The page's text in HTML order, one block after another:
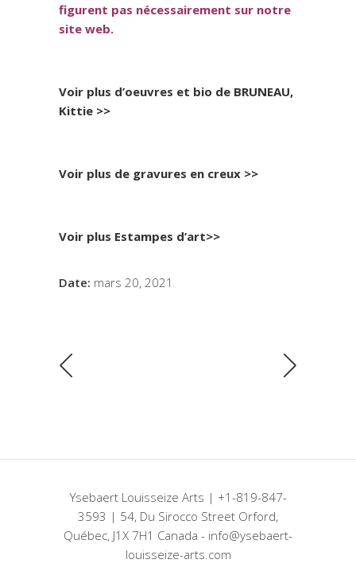
figurent pas nécessairement sur notre
site web.
Voir plus d’oeuvres et bio de BRUNEAU,
Kittie >>
Voir plus de gravures en creux >>
Voir plus Estampes d’art>>
Date: mars 20, 2021
Ysebaert Louisseize Arts | +1-819-847-
3593 | 54, Du Sirocco Street Orford,
Québec, J1X 7H1 Canada - info@ysebaert-
louisseize-arts.com